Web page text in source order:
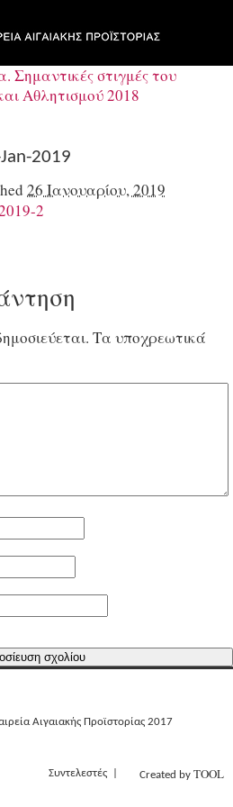
Σημαντικές στιγμές του
Αθλητισμού 2018
2019
26 Ιανουαρίου, 2019
2
Τα υποχρεωτικά
Αιγαιακής Προϊστορίας 2017
Συντελεστές Created by TOOL